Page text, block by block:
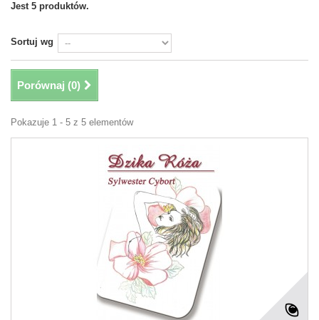
Jest 5 produktów.
Sortuj wg
Porównaj (0)
Pokazuje 1 - 5 z 5 elementów